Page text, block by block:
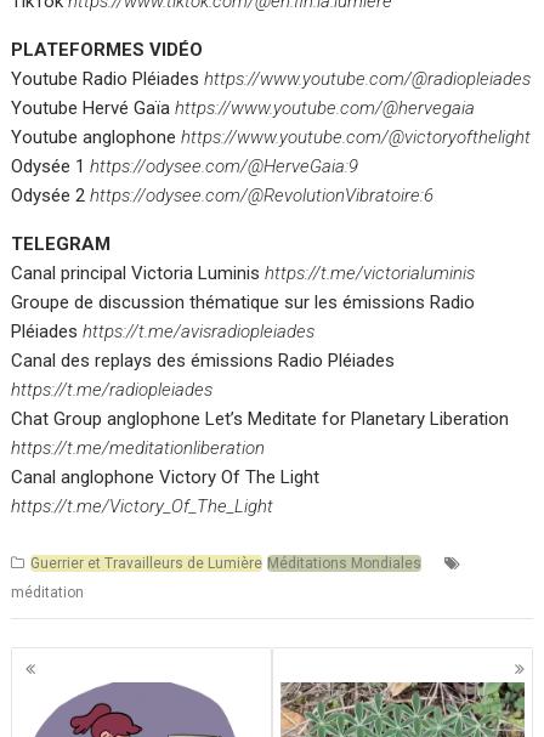
PLATEFORMES VIDÉO
Youtube Radio Pléiadeshttps://www.youtube.com/@radiopleiades
Youtube Hervé Gaïahttps://www.youtube.com/@hervegaia
Youtube anglophonehttps://www.youtube.com/@victoryofthelight
Odysée 1https://odysee.com/@HerveGaia:9
Odysée 2https://odysee.com/@RevolutionVibratoire:6
TELEGRAM
Canal principal Victoria Luminishttps://t.me/victorialuminis
Groupe de discussion thématique sur les émissions Radio
Pléiadeshttps://t.me/avisradiopleiades
Canal des replays des émissions Radio Pléiades
https://t.me/radiopleiades
Chat Group anglophone Let’s Meditate for Planetary Liberation
https://t.me/meditationliberation
Canal anglophone Victory Of The Light
https://t.me/Victory_Of_The_Light
Guerrier et Travailleurs de Lumière Méditations Mondiales
méditation
Navigation
articles